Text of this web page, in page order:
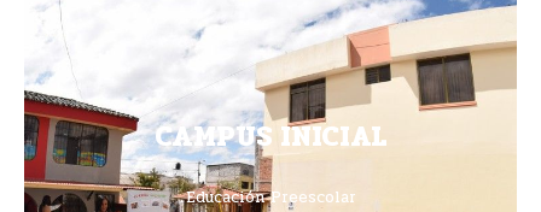
CAMPUS INICIAL
Educación Preescolar